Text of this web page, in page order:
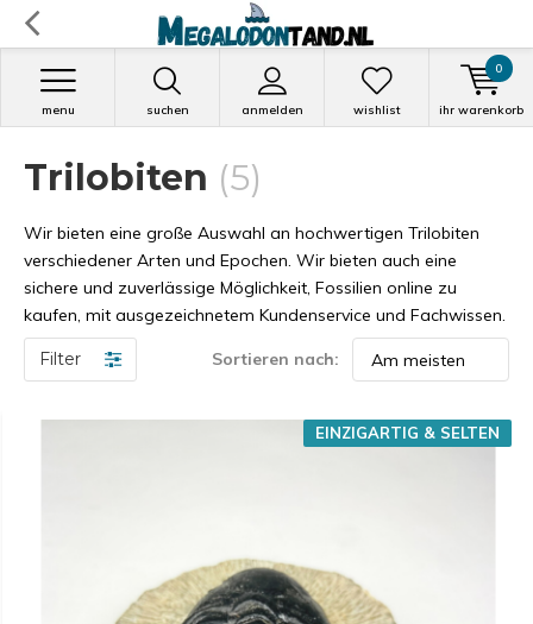
suchen anmelden
menu wishlist ihr warenkorb
0
Trilobiten (5)
Wir bieten eine große Auswahl an hochwertigen Trilobiten
verschiedener Arten und Epochen. Wir bieten auch eine
sichere und zuverlässige Möglichkeit, Fossilien online zu
kaufen, mit ausgezeichnetem Kundenservice und Fachwissen.
Filter Sortieren nach:
EINZIGARTIG & SELTEN